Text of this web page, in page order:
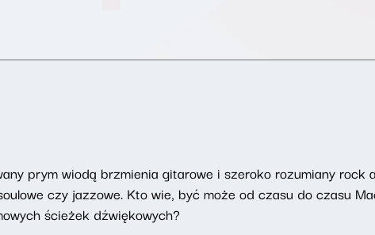
prym wiodą brzmienia gitarowe i szeroko rozumiany rock
czy jazzowe. Kto wie, być może od czasu do czasu
ścieżek dźwiękowych?